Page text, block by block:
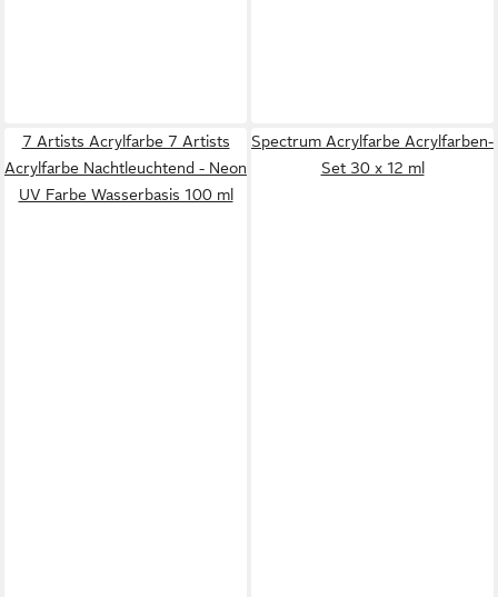
7 Artists Acrylfarbe 7 Artists
Acrylfarbe Nachtleuchtend - Neon
UV Farbe Wasserbasis 100 ml
Spectrum Acrylfarbe Acrylfarben-
Set 30 x 12 ml